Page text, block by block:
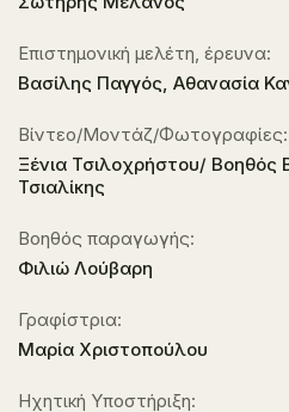
Επιστημονική μελέτη, έρευνα:
Βασίλης Παγγός, Αθανασία
Βίντεο/Μοντάζ/Φωτογραφίες:
Ξένια Τσιλοχρήστου/ Βοηθός
Τσιαλίκης
Βοηθός παραγωγής:
Φιλιώ Λούβαρη
Γραφίστρια:
Μαρία Χριστοπούλου
Ηχητική Υποστήριξη: